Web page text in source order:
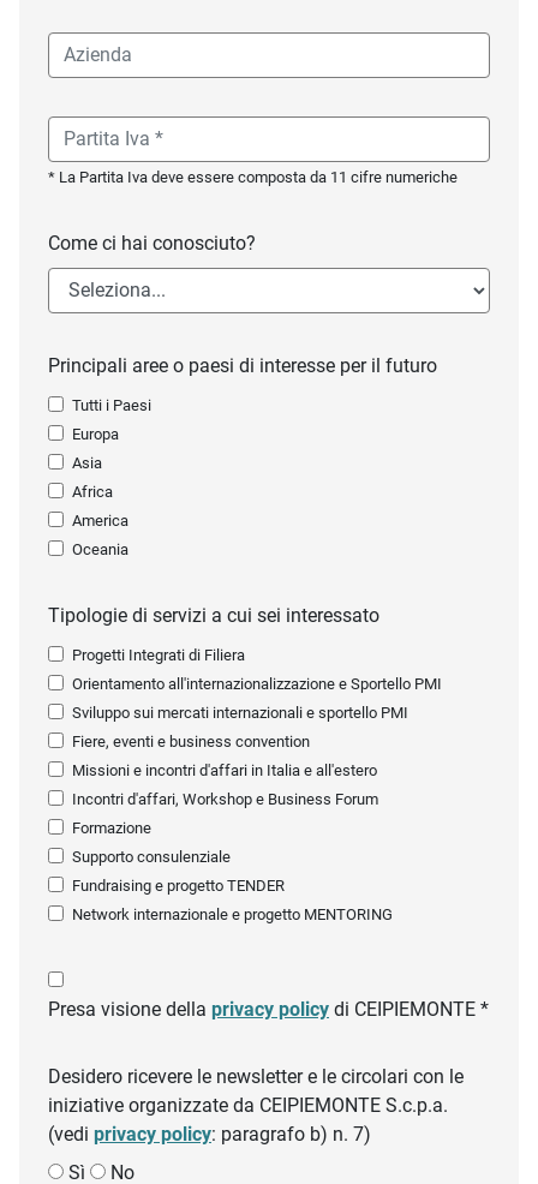
* La Partita Iva deve essere composta da 11 cifre numeriche
Come ci hai conosciuto?
Principali aree o paesi di interesse per il futuro
Tutti i Paesi
Europa
Asia
Africa
America
Oceania
Tipologie di servizi a cui sei interessato
Progetti Integrati di Filiera
Orientamento all'internazionalizzazione e Sportello PMI
Sviluppo sui mercati internazionali e sportello PMI
Fiere, eventi e business convention
Missioni e incontri d'affari in Italia e all'estero
Incontri d'affari, Workshop e Business Forum
Formazione
Supporto consulenziale
Fundraising e progetto TENDER
Network internazionale e progetto MENTORING
Presa visione della privacy policy di CEIPIEMONTE *
Desidero ricevere le newsletter e le circolari con le
iniziative organizzate da CEIPIEMONTE S.c.p.a.
(vedi privacy policy: paragrafo b) n. 7)
Sì
No